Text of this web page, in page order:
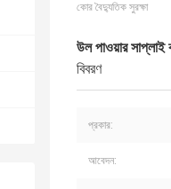
কোর বৈদ্যুতিক সুরক্ষা
উল পাওয়ার
বিবরণ
প্রকার:
আবেদন: